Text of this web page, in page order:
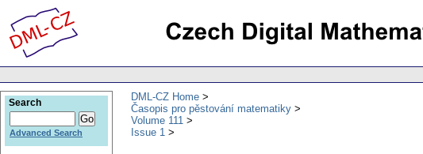
DML-CZ Home
Časopis pro pěstování matematiky
Volume 111
Issue 1
Search
Advanced Search